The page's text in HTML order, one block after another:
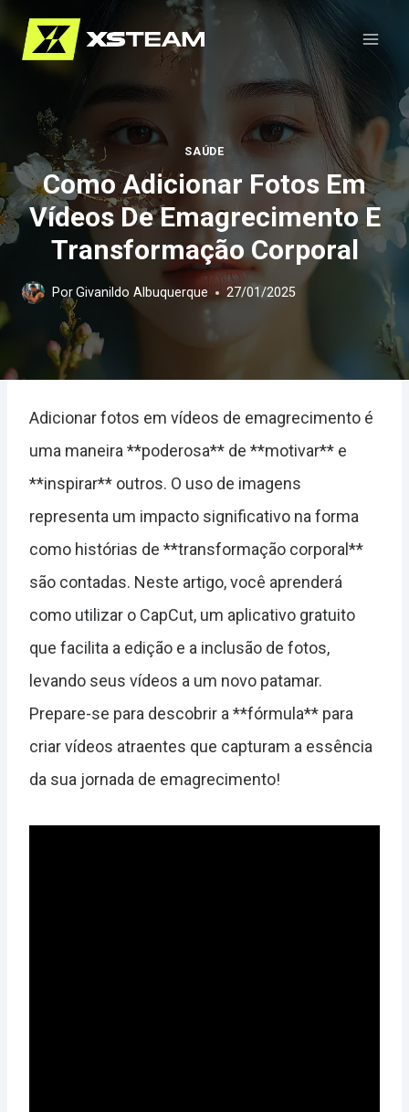
Pular
para
Conteúdo
SAÚDE
Como Adicionar Fotos Em
Vídeos De Emagrecimento E
Transformação Corporal
PorGivanildo Albuquerque 27/01/2025
Adicionar fotos em vídeos de emagrecimento é
uma maneira **poderosa** de **motivar** e
**inspirar** outros. O uso de imagens
representa um impacto significativo na forma
como histórias de **transformação corporal**
são contadas. Neste artigo, você aprenderá
como utilizar o CapCut, um aplicativo gratuito
que facilita a edição e a inclusão de fotos,
levando seus vídeos a um novo patamar.
Prepare-se para descobrir a **fórmula** para
criar vídeos atraentes que capturam a essência
da sua jornada de emagrecimento!